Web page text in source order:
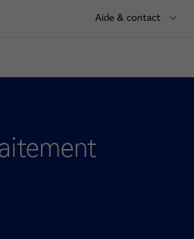
Aide & contact